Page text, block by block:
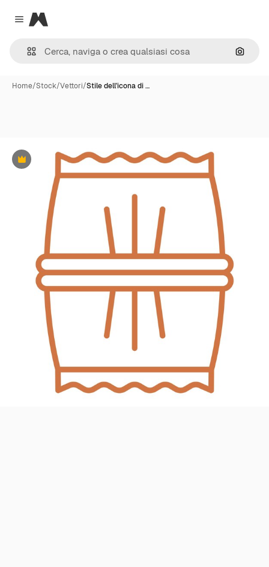
Close menu
Magnific
Cerca
Home/Stock/Vettori/Stile dell'icona di …
Premium